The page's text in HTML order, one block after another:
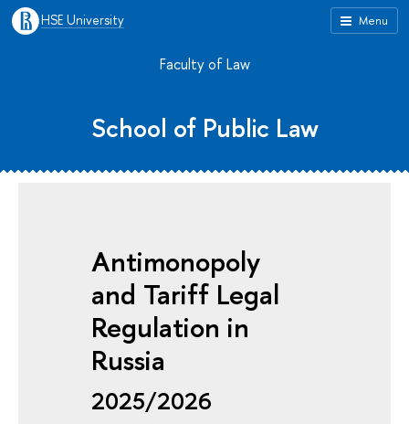
Menu
HSE University
Faculty of Law
School of Public Law
Antimonopoly
and Tariff Legal
Regulation in
Russia
2025/2026